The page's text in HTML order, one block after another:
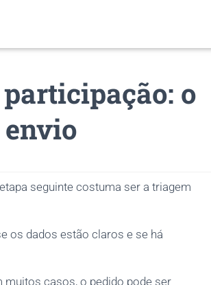
o
envio
seguinte costuma ser a triagem
os dados estão claros e se há
muitos casos, o pedido pode ser